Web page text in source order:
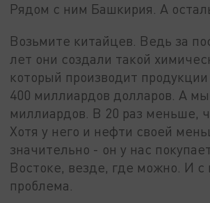
Рядом с ним Башкирия. А
Возьмите китайцев. Ведь за
лет они создали такой
который производит
400 миллиардов долларов. А
миллиардов. В 20 раз меньше,
Хотя у него и нефти своей
значительно - он у нас
Востоке, везде, где можно. И с
проблема.